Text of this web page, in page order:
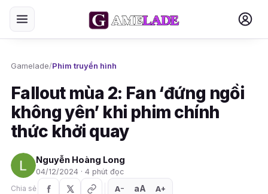
Gamelade/Phim truyền hình
Fallout mùa 2: Fan ‘đứng ngồi
không yên’ khi phim chính
thức khởi quay
Nguyễn Hoàng Long
04/12/2024 · 4 phút đọc
Chia sẻ
A− aA A+